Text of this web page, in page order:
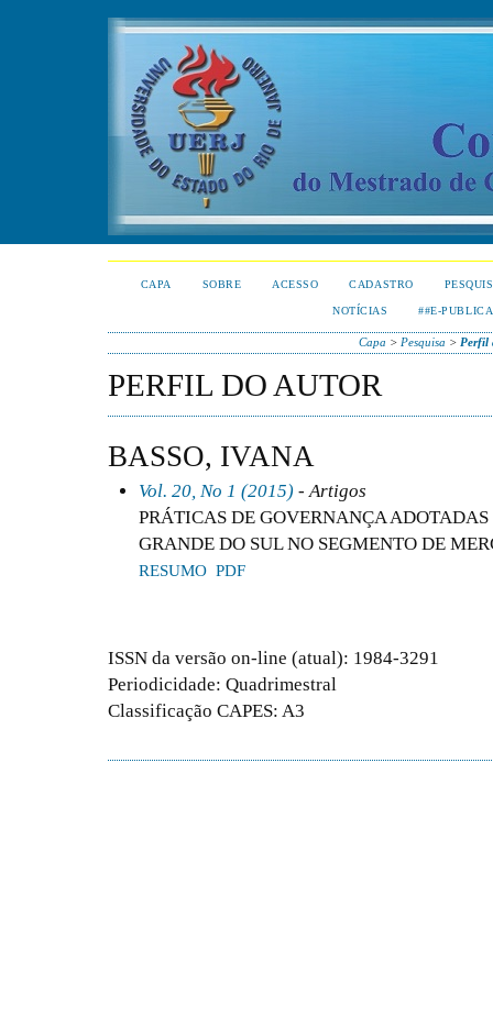
CAPA SOBRE ACESSO CADASTRO
NOTÍCIAS ##E-
Capa > Pesquisa > Perfil
PERFIL DO AUTOR
BASSO, IVANA
Vol. 20, No 1 (2015) - Artigos
PRÁTICAS DE GOVERNANÇA ADOTADAS
GRANDE DO SUL NO SEGMENTO DE
RESUMO PDF
ISSN da versão on-line (atual): 1984-3291
Periodicidade: Quadrimestral
Classificação CAPES: A3